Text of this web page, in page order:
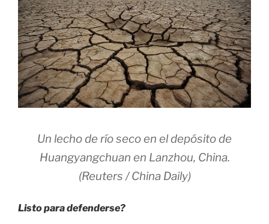
Un lecho de río seco en el depósito de
Huangyangchuan en Lanzhou, China.
(Reuters / China Daily)
Listo para defenderse?